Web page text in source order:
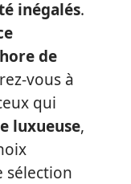
inégalés.
de
vous à
qui
luxueuse,
sélection